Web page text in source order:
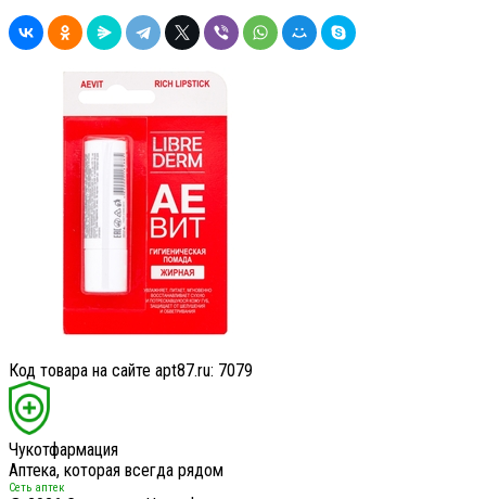
Код товара на сайте apt87.ru: 7079
Чукотфармация
Аптека, которая всегда рядом
Сеть аптек